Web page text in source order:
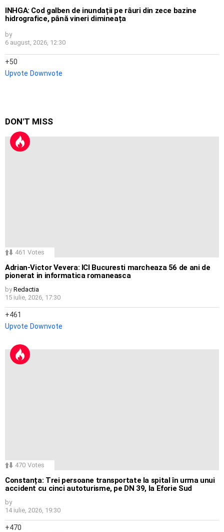
INHGA: Cod galben de inundații pe râuri din zece bazine
hidrografice, până vineri dimineața
by
6 august, 2026, 12:30
50
Upvote Downvote
DON'T MISS
461 Votes
Adrian-Victor Vevera: ICI Bucuresti marcheaza 56 de ani de
pionerat in informatica romaneasca
by Redactia
15 iulie, 2026, 17:30
461
Upvote Downvote
470 Votes
Constanța: Trei persoane transportate la spital în urma unui
accident cu cinci autoturisme, pe DN 39, la Eforie Sud
by
14 iulie, 2026, 19:30
470